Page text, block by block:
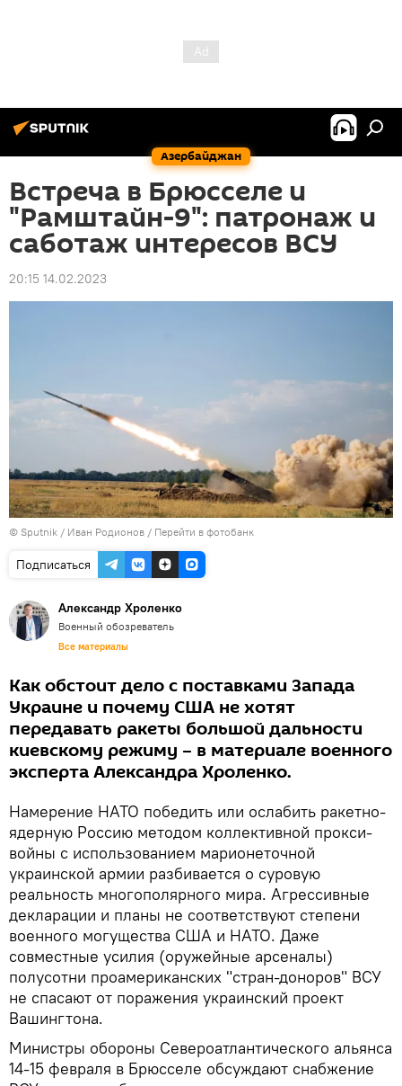
Азербайджан
Встреча в Брюсселе и
"Рамштайн-9": патронаж и
саботаж интересов ВСУ
20:15 14.02.2023
© Sputnik / Иван Родионов / Перейти в фотобанк
Подписаться
Александр Хроленко
Военный обозреватель
Все материалы
Как обстоит дело с поставками Запада
Украине и почему США не хотят
передавать ракеты большой дальности
киевскому режиму – в материале военного
эксперта Александра Хроленко.
Намерение НАТО победить или ослабить ракетно-
ядерную Россию методом коллективной прокси-
войны с использованием марионеточной
украинской армии разбивается о суровую
реальность многополярного мира. Агрессивные
декларации и планы не соответствуют степени
военного могущества США и НАТО. Даже
совместные усилия (оружейные арсеналы)
полусотни проамериканских "стран-доноров" ВСУ
не спасают от поражения украинский проект
Вашингтона.
Министры обороны Североатлантического альянса
14-15 февраля в Брюсселе обсуждают снабжение